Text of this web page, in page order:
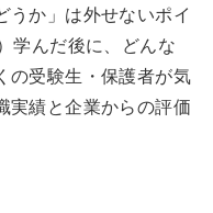
うか」は外せないポイ
学んだ後に、どんな
の受験生・保護者が気
実績と企業からの評価